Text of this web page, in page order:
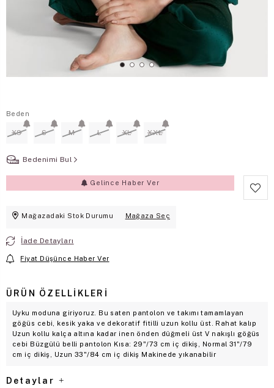
Beden
XS S M L XL XXL
Bedenimi Bul
Gelince Haber Ver
Mağazadaki Stok Durumu Mağaza Seç
İade Detayları
Fiyat Düşünce Haber Ver
ÜRÜN ÖZELLIKLERI
Uyku moduna giriyoruz. Bu saten pantolon ve takımı tamamlayan
göğüs cebi, kesik yaka ve dekoratif fitilli uzun kollu üst. Rahat kalıp
Uzun kollu kalça altına kadar inen önden düğmeli üst V nakışlı göğüs
cebi Büzgülü belli pantolon Kısa: 29"/73 cm iç dikiş, Normal 31"/79
cm iç dikiş, Uzun 33"/84 cm iç dikiş Makinede yıkanabilir
Detaylar